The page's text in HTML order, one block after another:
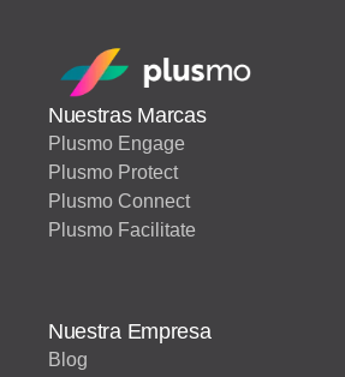
Nuestras Marcas
Plusmo Engage
Plusmo Protect
Plusmo Connect
Plusmo Facilitate
Nuestra Empresa
Blog